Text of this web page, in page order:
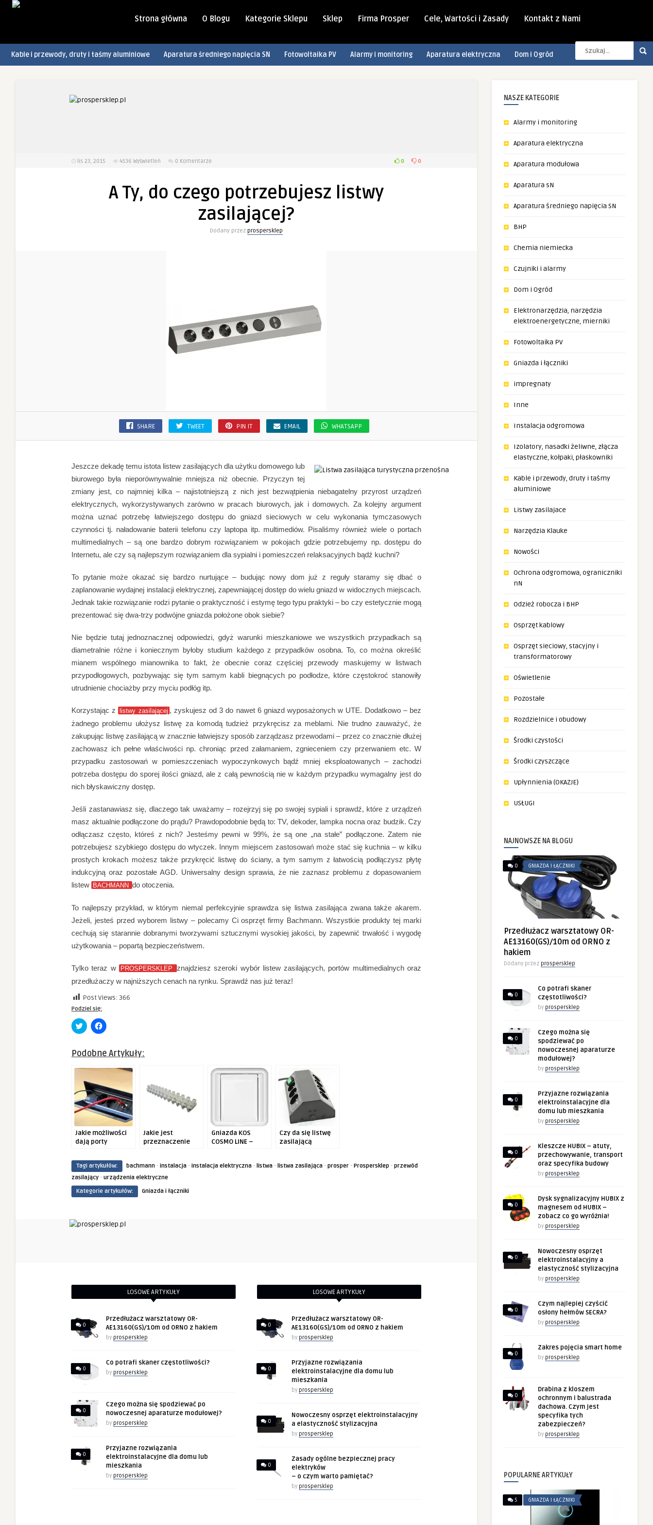
Strona główna O Blogu Kategorie Sklepu Sklep Firma Prosper Cele, Wartości i Zasady Kontakt z Nami
Kable i przewody, druty i taśmy aluminiowe Aparatura średniego napięcia SN Fotowoltaika PV Alarmy i monitoring Aparatura elektryczna Dom i Ogród
lis 23, 2015 4536 Wyświetleń 0 Komentarze 0 0
A Ty, do czego potrzebujesz listwy
zasilającej?
Dodany przez prospersklep
SHARE TWEET PIN IT EMAIL WHATSAPP
Jeszcze dekadę temu istota listew zasilających dla użytku domowego lub
biurowego była nieporównywalnie mniejsza niż obecnie. Przyczyn tej
zmiany jest, co najmniej kilka – najistotniejszą z nich jest bezwątpienia niebagatelny przyrost urządzeń
elektrycznych, wykorzystywanych zarówno w pracach biurowych, jak i domowych. Za kolejny argument
można uznać potrzebę łatwiejszego dostępu do gniazd sieciowych w celu wykonania tymczasowych
czynności tj. naładowanie baterii telefonu czy laptopa itp. multimediów. Pisaliśmy również wiele o portach
multimedialnych – są one bardzo dobrym rozwiązaniem w pokojach gdzie potrzebujemy np. dostępu do
Internetu, ale czy są najlepszym rozwiązaniem dla sypialni i pomieszczeń relaksacyjnych bądź kuchni?
To pytanie może okazać się bardzo nurtujące – budując nowy dom już z reguły staramy się dbać o
zaplanowanie wydajnej instalacji elektrycznej, zapewniającej dostęp do wielu gniazd w widocznych miejscach.
Jednak takie rozwiązanie rodzi pytanie o praktyczność i estymę tego typu praktyki – bo czy estetycznie mogą
prezentować się dwa-trzy podwójne gniazda położone obok siebie?
Nie będzie tutaj jednoznacznej odpowiedzi, gdyż warunki mieszkaniowe we wszystkich przypadkach są
diametralnie różne i koniecznym byłoby studium każdego z przypadków osobna. To, co można określić
mianem wspólnego mianownika to fakt, że obecnie coraz częściej przewody maskujemy w listwach
przypodłogowych, pozbywając się tym samym kabli biegnących po podłodze, które częstokroć stanowiły
utrudnienie chociażby przy myciu podłóg itp.
Korzystając z listwy zasilającej , zyskujesz od 3 do nawet 6 gniazd wyposażonych w UTE. Dodatkowo – bez
żadnego problemu ułożysz listwę za komodą tudzież przykręcisz za meblami. Nie trudno zauważyć, że
zakupując listwę zasilającą w znacznie łatwiejszy sposób zarządzasz przewodami – przez co znacznie dłużej
zachowasz ich pełne właściwości np. chroniąc przed załamaniem, zgnieceniem czy przerwaniem etc. W
przypadku zastosowań w pomieszczeniach wypoczynkowych bądź mniej eksploatowanych – zachodzi
potrzeba dostępu do sporej ilości gniazd, ale z całą pewnością nie w każdym przypadku wymagalny jest do
nich błyskawiczny dostęp.
Jeśli zastanawiasz się, dlaczego tak uważamy – rozejrzyj się po swojej sypiali i sprawdź, które z urządzeń
masz aktualnie podłączone do prądu? Prawdopodobnie będą to: TV, dekoder, lampka nocna oraz budzik. Czy
odłączasz często, któreś z nich? Jesteśmy pewni w 99%, że są one „na stałe” podłączone. Zatem nie
potrzebujesz szybkiego dostępu do wtyczek. Innym miejscem zastosowań może stać się kuchnia – w kilku
prostych krokach możesz także przykręcić listwę do ściany, a tym samym z łatwością podłączysz płytę
indukcyjną oraz pozostałe AGD. Uniwersalny design sprawia, że nie zaznasz problemu z dopasowaniem
listew BACHMANN do otoczenia.
To najlepszy przykład, w którym niemal perfekcyjnie sprawdza się listwa zasilająca zwana także akarem.
Jeżeli, jesteś przed wyborem listwy – polecamy Ci osprzęt firmy Bachmann. Wszystkie produkty tej marki
cechują się starannie dobranymi tworzywami sztucznymi wysokiej jakości, by zapewnić trwałość i wygodę
użytkowania – popartą bezpieczeństwem.
Tylko teraz w PROSPERSKLEP
znajdziesz szeroki wybór listew zasilających, portów multimedialnych oraz
przedłużaczy w najniższych cenach na rynku. Sprawdź nas już teraz!
Post Views: 366
Podziel się:
Click
to
Twitter
(Opens
new
Click
to
Facebook
(Opens
new
window)
Podobne Artykuły:
Jakie możliwości
dają porty
Jakie jest
przeznaczenie
Gniazda KOS
COSMO LINE –
dlaczego?
Czy da się listwę
zasilającą
mediaport?
Tagi artykułów: bachmann · instalacja · instalacja elektryczna · listwa · listwa zasilająca · prosper · Prospersklep · przewód
zasilający · urządzenia elektryczne
Kategorie artykułów:
Gniazda i łączniki
LOSOWE ARTYKUŁY
0
Przedłużacz warsztatowy OR-
AE13160(GS)/10m od ORNO z hakiem
by prospersklep
0
Co potrafi skaner częstotliwości?
by prospersklep
0
Czego można się spodziewać po
nowoczesnej aparaturze modułowej?
by prospersklep
0
Przyjazne rozwiązania
elektroinstalacyjne dla domu lub
mieszkania
by prospersklep
LOSOWE ARTYKUŁY
0
Przedłużacz warsztatowy OR-
AE13160(GS)/10m od ORNO z hakiem
by prospersklep
0
Przyjazne rozwiązania
elektroinstalacyjne dla domu lub
mieszkania
by prospersklep
0
Nowoczesny osprzęt elektroinstalacyjny
a elastyczność stylizacyjna
by prospersklep
0
Zasady ogólne bezpiecznej pracy
elektryków
– o czym warto pamiętać?
by prospersklep
NASZE KATEGORIE
Alarmy i monitoring
Aparatura elektryczna
Aparatura modułowa
Aparatura sN
Aparatura średniego napięcia SN
BHP
Chemia niemiecka
Czujniki i alarmy
Dom i Ogród
Elektronarzędzia, narzędzia
elektroenergetyczne, mierniki
Fotowoltaika PV
Gniazda i łączniki
impregnaty
Inne
Instalacja odgromowa
Izolatory, nasadki żeliwne, złącza
elastyczne, kołpaki, płaskowniki
Kable i przewody, druty i taśmy
aluminiowe
Listwy zasilajace
Narzędzia Klauke
Nowości
Ochrona odgromowa, ograniczniki
nN
Odzież robocza i BHP
Osprzęt kablowy
Osprzęt sieciowy, stacyjny i
transformatorowy
Oświetlenie
Pozostałe
Rozdzielnice i obudowy
Środki czystości
Środki czyszczące
Upłynnienia (OKAZJE)
USŁUGI
NAJNOWSZE NA BLOGU
0 GNIAZDA I ŁĄCZNIKI
Przedłużacz warsztatowy OR-
AE13160(GS)/10m od ORNO z
hakiem
Dodany przez prospersklep
0
Co potrafi skaner
częstotliwości?
by prospersklep
0
Czego można się
spodziewać po
nowoczesnej aparaturze
modułowej?
by prospersklep
0
Przyjazne rozwiązania
elektroinstalacyjne dla
domu lub mieszkania
by prospersklep
0
Kleszcze HUBIX – atuty,
przechowywanie, transport
oraz specyfika budowy
by prospersklep
0
Dysk sygnalizacyjny HUBIX z
magnesem od HUBIX –
zobacz co go wyróżnia!
by prospersklep
0
Nowoczesny osprzęt
elektroinstalacyjny a
elastyczność stylizacyjna
by prospersklep
0
Czym najlepiej czyścić
osłony hełmów SECRA?
by prospersklep
0
Zakres pojęcia smart home
by prospersklep
0
Drabina z kloszem
ochronnym i balustrada
dachowa. Czym jest
specyfika tych
zabezpieczeń?
by prospersklep
POPULARNE ARTYKUŁY
5 GNIAZDA I ŁĄCZNIKI